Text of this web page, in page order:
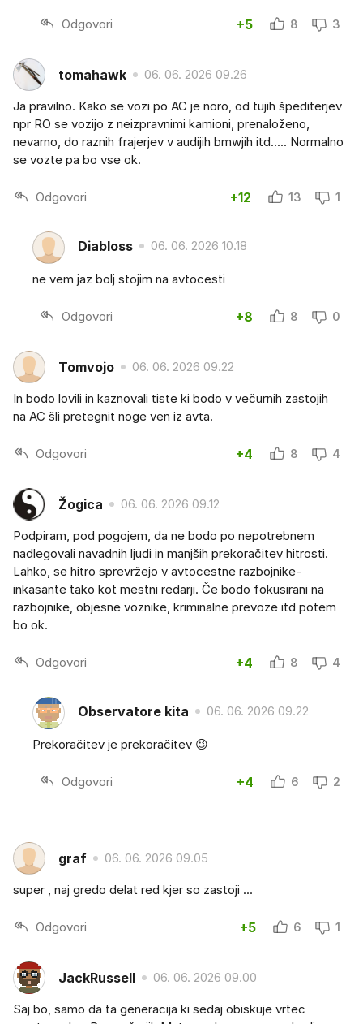
Odgovori +5 8 3
tomahawk 06. 06. 2026 09.26
Ja pravilno. Kako se vozi po AC je noro, od tujih špediterjev
npr RO se vozijo z neizpravnimi kamioni, prenaloženo,
nevarno, do raznih frajerjev v audijih bmwjih itd..... Normalno
se vozte pa bo vse ok.
Odgovori +12 13 1
Diabloss 06. 06. 2026 10.18
ne vem jaz bolj stojim na avtocesti
Odgovori +8 8 0
Tomvojo 06. 06. 2026 09.22
In bodo lovili in kaznovali tiste ki bodo v večurnih zastojih
na AC šli pretegnit noge ven iz avta.
Odgovori +4 8 4
Žogica 06. 06. 2026 09.12
Podpiram, pod pogojem, da ne bodo po nepotrebnem
nadlegovali navadnih ljudi in manjših prekoračitev hitrosti.
Lahko, se hitro sprevržejo v avtocestne razbojnike-
inkasante tako kot mestni redarji. Če bodo fokusirani na
razbojnike, objesne voznike, kriminalne prevoze itd potem
bo ok.
Odgovori +4 8 4
Observatore kita 06. 06. 2026 09.22
Prekoračitev je prekoračitev 😉
Odgovori +4 6 2
graf 06. 06. 2026 09.05
super , naj gredo delat red kjer so zastoji ...
Odgovori +5 6 1
JackRussell 06. 06. 2026 09.00
Saj bo, samo da ta generacija ki sedaj obiskuje vrtec